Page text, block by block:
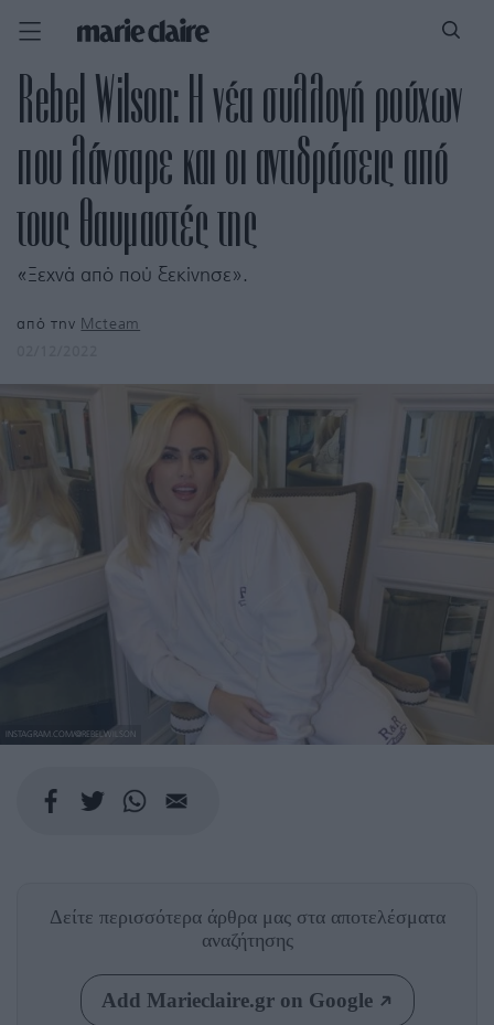
Rebel Wilson: Η νέα συλλογή ρούχων
που λάνσαρε και οι αντιδράσεις από
τους θαυμαστές της
«Ξεχνά από πού ξεκίνησε».
από την Mcteam
INSTAGRAM.COM/@REBELWILSON
Δείτε περισσότερα άρθρα μας στα αποτελέσματα
αναζήτησης
Add Marieclaire.gr on Google